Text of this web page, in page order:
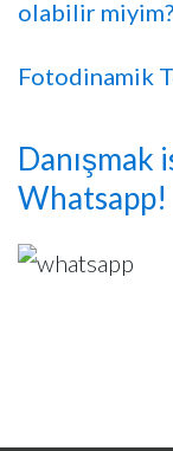
olabilir miyim?
Fotodinamik
Danışmak
Whatsapp!